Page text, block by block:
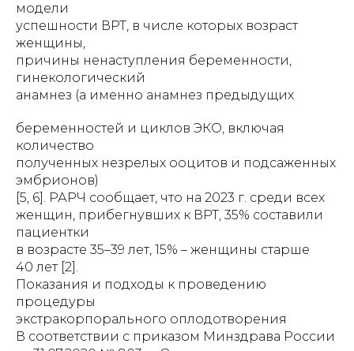
модели
успешности ВРТ, в числе которых возраст
женщины,
причины ненаступления беременности,
гинекологический
анамнез (а именно анамнез предыдущих
беременностей и циклов ЭКО, включая
количество
полученных незрелых ооцитов и подсаженных
эмбрионов)
[5, 6]. РАРЧ сообщает, что на 2023 г. среди всех
женщин, прибегнувших к ВРТ, 35% составили
пациентки
в возрасте 35–39 лет, 15% – женщины старше
40 лет [2].
Показания и подходы к проведению
процедуры
экстракорпорального оплодотворения
В соответствии с приказом Минздрава России